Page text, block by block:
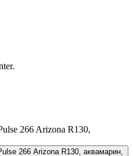
266 Arizona R130,